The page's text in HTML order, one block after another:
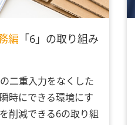
編 「6」の取り組み
二重入力をなくした
時にできる環境にす
削減できる6の取り組